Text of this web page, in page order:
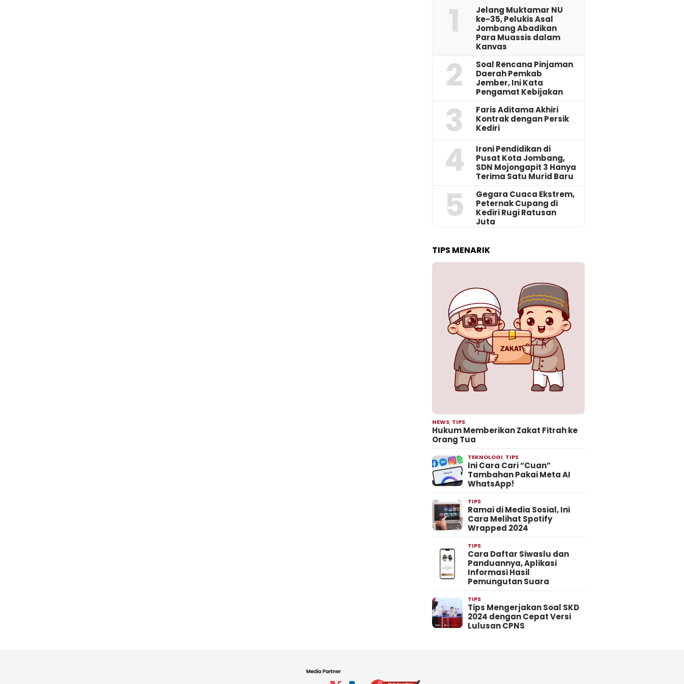
1
Jelang Muktamar NU
ke-35, Pelukis Asal
Jombang Abadikan
Para Muassis dalam
Kanvas
2
‎Soal Rencana Pinjaman
Daerah Pemkab
Jember, Ini Kata
Pengamat Kebijakan ‎
3
Faris Aditama Akhiri
Kontrak dengan Persik
Kediri
4
Ironi Pendidikan di
Pusat Kota Jombang,
SDN Mojongapit 3 Hanya
Terima Satu Murid Baru
5
‎Gegara Cuaca Ekstrem,
Peternak Cupang di
Kediri Rugi Ratusan
Juta
TIPS MENARIK
NEWS, TIPS
Hukum Memberikan Zakat Fitrah ke
Orang Tua
TEKNOLOGI, TIPS
Ini Cara Cari “Cuan”
Tambahan Pakai Meta AI
WhatsApp!
TIPS
Ramai di Media Sosial, Ini
Cara Melihat Spotify
Wrapped 2024
TIPS
Cara Daftar Siwaslu dan
Panduannya, Aplikasi
Informasi Hasil
Pemungutan Suara
TIPS
Tips Mengerjakan Soal SKD
2024 dengan Cepat Versi
Lulusan CPNS